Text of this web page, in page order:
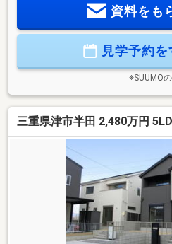
対面式キッチン、２階建、東南向
資料をも
見学予約
※SUUMO
三重県津市半田 2,480万円